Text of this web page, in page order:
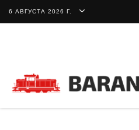
6 АВГУСТА 2026 Г.